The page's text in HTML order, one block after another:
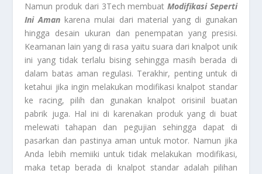
Namun produk dari 3Tech membuat Modifikasi Seperti
Ini Aman karena mulai dari material yang di gunakan
hingga desain ukuran dan penempatan yang presisi.
Keamanan lain yang di rasa yaitu suara dari knalpot unik
ini yang tidak terlalu bising sehingga masih berada di
dalam batas aman regulasi. Terakhir, penting untuk di
ketahui jika ingin melakukan modifikasi knalpot standar
ke racing, pilih dan gunakan knalpot orisinil buatan
pabrik juga. Hal ini di karenakan produk yang di buat
melewati tahapan dan pegujian sehingga dapat di
pasarkan dan pastinya aman untuk motor. Namun jika
Anda lebih memiiki untuk tidak melakukan modifikasi,
maka tetap berada di knalpot standar adalah pilihan